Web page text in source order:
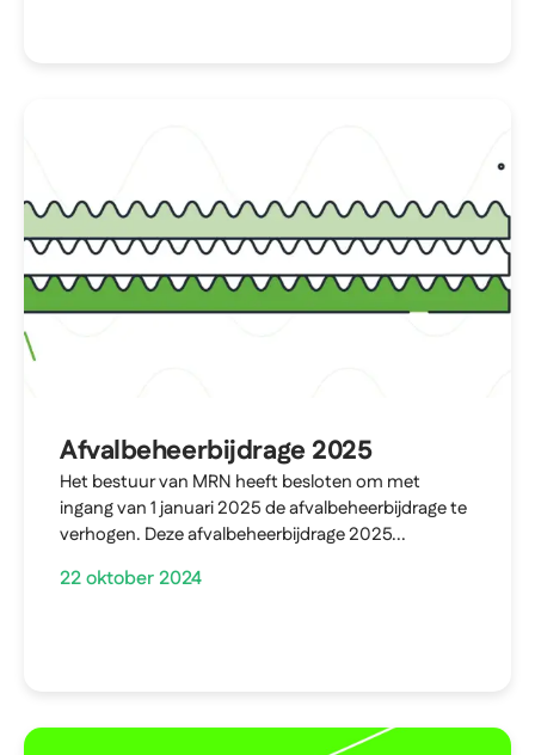
Afvalbeheerbijdrage 2025
Het bestuur van MRN heeft besloten om met
ingang van 1 januari 2025 de afvalbeheerbijdrage te
verhogen. Deze afvalbeheerbijdrage 2025...
22 oktober 2024